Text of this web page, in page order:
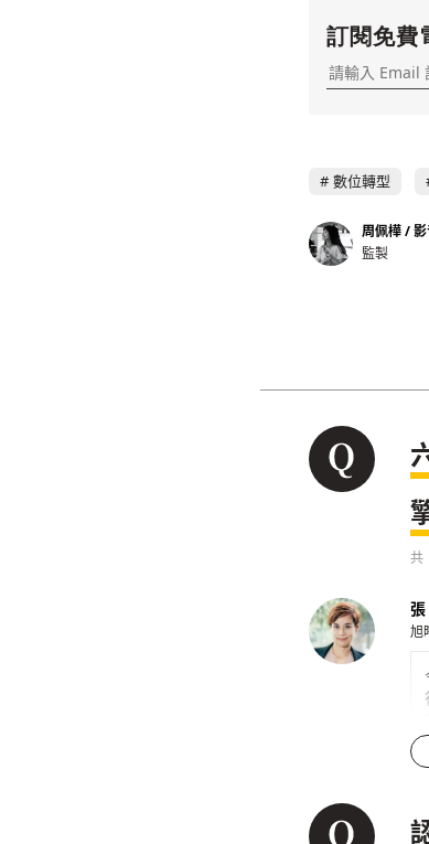
訂閱免費
數位轉型
周佩樺 /
監製
共
旭